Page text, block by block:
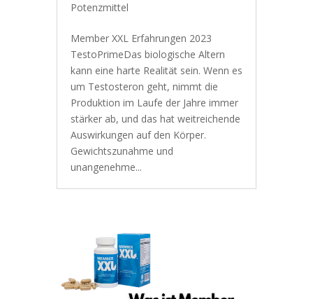
Potenzmittel
Member XXL Erfahrungen 2023
TestoPrimeDas biologische Altern
kann eine harte Realität sein. Wenn es
um Testosteron geht, nimmt die
Produktion im Laufe der Jahre immer
stärker ab, und das hat weitreichende
Auswirkungen auf den Körper.
Gewichtszunahme und
unangenehme...